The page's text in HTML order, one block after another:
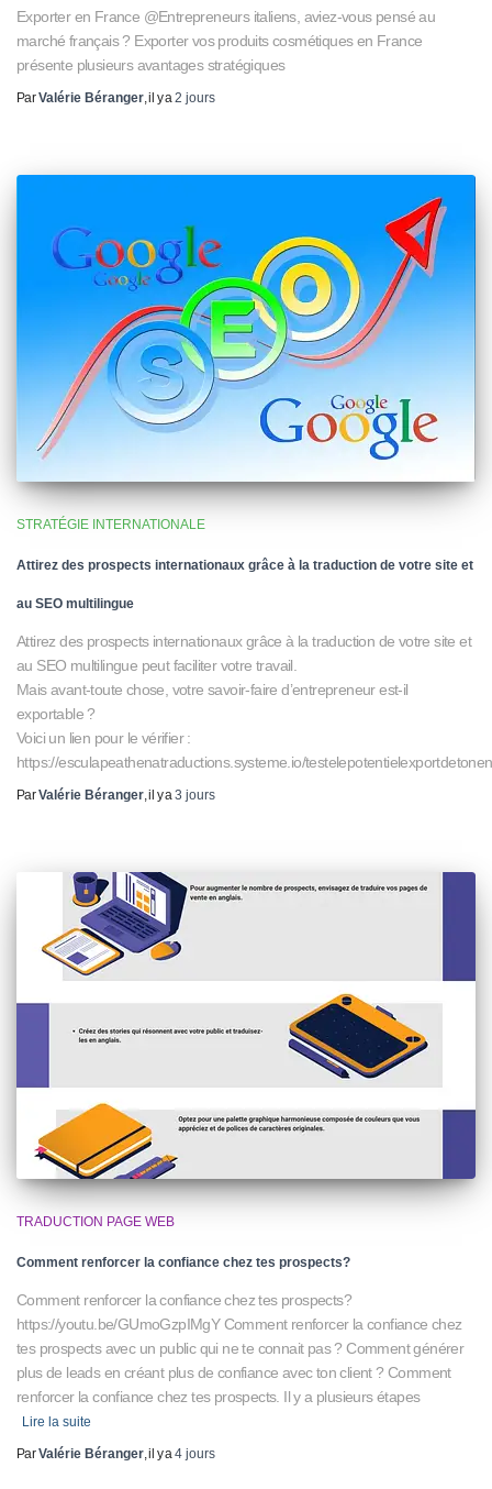
Exporter en France @Entrepreneurs italiens, aviez-vous pensé au
marché français ? Exporter vos produits cosmétiques en France
présente plusieurs avantages stratégiques
ParValérie Béranger, il y a2 jours
STRATÉGIE INTERNATIONALE
Attirez des prospects internationaux grâce à la traduction de votre site et
au SEO multilingue
Attirez des prospects internationaux grâce à la traduction de votre site et
au SEO multilingue peut faciliter votre travail.
Mais avant-toute chose, votre savoir-faire d’entrepreneur est-il
exportable ?
Voici un lien pour le vérifier :
https://esculapeathenatraductions.systeme.io/
ParValérie Béranger, il y a3 jours
TRADUCTION PAGE WEB
Comment renforcer la confiance chez tes prospects?
Comment renforcer la confiance chez tes prospects?
https://youtu.be/GUmoGzpIMgY Comment renforcer la confiance chez
tes prospects avec un public qui ne te connait pas ? Comment générer
plus de leads en créant plus de confiance avec ton client ? Comment
renforcer la confiance chez tes prospects. Il y a plusieurs étapes
Lire la suite
ParValérie Béranger, il y a4 jours